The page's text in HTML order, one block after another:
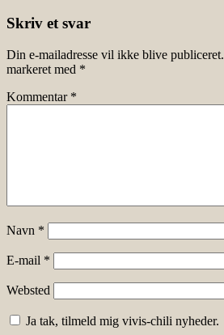
Skriv et svar
Din e-mailadresse vil ikke blive publiceret.
markeret med *
Kommentar *
Navn *
E-mail *
Websted
Ja tak, tilmeld mig vivis-chili nyheder.